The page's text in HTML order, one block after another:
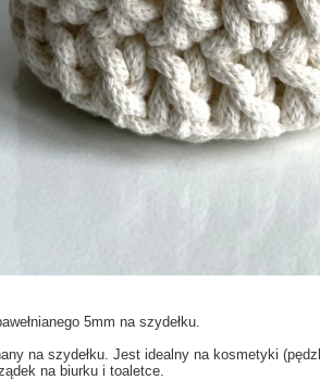
5mm na szydełku.
na szydełku. Jest idealny na kosmetyki
na biurku i toaletce.